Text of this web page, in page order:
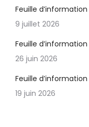
Feuille
9 juillet 2026
Feuille
26 juin 2026
Feuille
19 juin 2026